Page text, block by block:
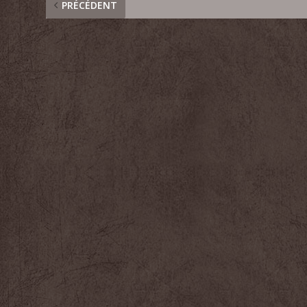
PRÉCÉDENT